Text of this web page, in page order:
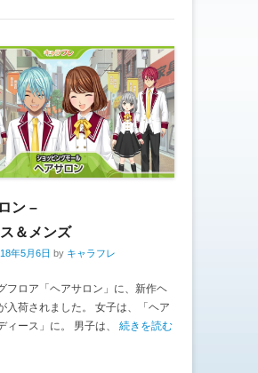
ン –
＆メンズ
年5月6日 by キャラフレ
フロア「ヘアサロン」に、新作ヘ
入荷されました。 女子は、「ヘア
ィース」に。 男子は、 続きを読む